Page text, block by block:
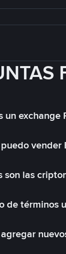
un exchange
son las
de términos